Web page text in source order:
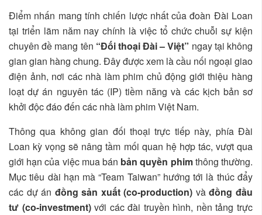
Điểm nhấn mang tính chiến lược nhất của đoàn Đài Loan
tại triển lãm năm nay chính là việc tổ chức chuỗi sự kiện
chuyên đề mang tên “Đối thoại Đài – Việt” ngay tại không
gian gian hàng chung. Đây được xem là cầu nối ngoại giao
điện ảnh, nơi các nhà làm phim chủ động giới thiệu hàng
loạt dự án nguyên tác (IP) tiềm năng và các kịch bản sơ
khởi độc đáo đến các nhà làm phim Việt Nam.
Thông qua không gian đối thoại trực tiếp này, phía Đài
Loan kỳ vọng sẽ nâng tầm mối quan hệ hợp tác, vượt qua
giới hạn của việc mua bán bản quyền phimthông thường.
Mục tiêu dài hạn mà “Team Taiwan” hướng tới là thúc đẩy
các dự án đồng sản xuất (co-production) vàđồng đầu
tư (co-investment)với các đài truyền hình, nền tảng trực